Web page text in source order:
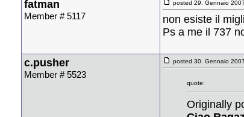
fatman
Member # 5117
posted 29. Gennaio
non esiste il
Ps a me il 737
c.pusher
Member # 5523
posted 30. Gennaio
quote:
Originally